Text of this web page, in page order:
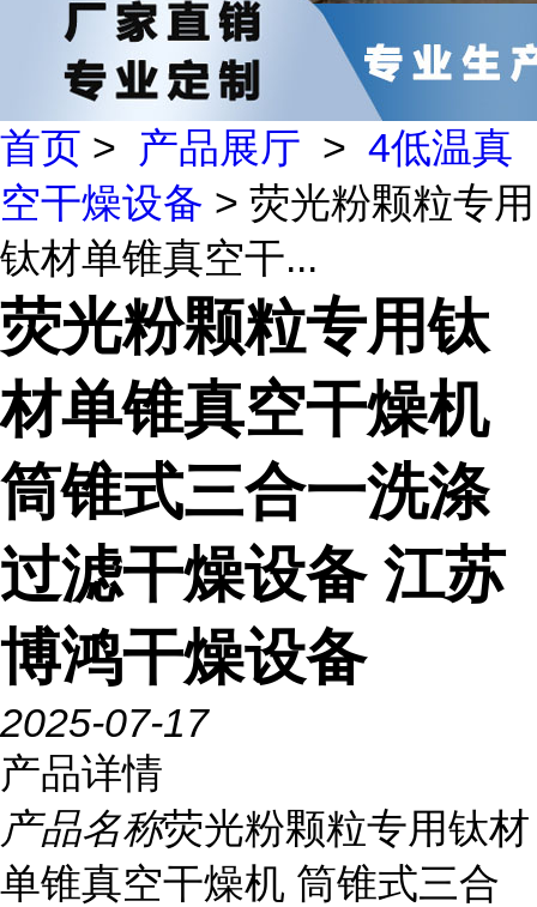
首页 > 产品展厅 > 4低温真
空干燥设备 > 荧光粉颗粒专用
钛材单锥真空干...
荧光粉颗粒专用钛
材单锥真空干燥机
筒锥式三合一洗涤
过滤干燥设备 江苏
博鸿干燥设备
2025-07-17
产品详情
产品名称荧光粉颗粒专用钛材
单锥真空干燥机 筒锥式三合